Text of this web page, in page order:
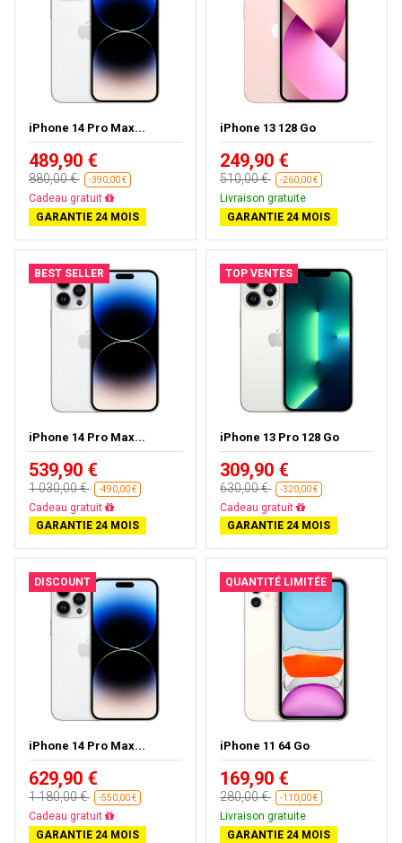
iPhone 14 Pro Max...
489,90 €
880,00 € -390,00 €
Livraison gratuite
GARANTIE 24 MOIS
iPhone 13 128 Go
249,90 €
510,00 € -260,00 €
Livraison gratuite
GARANTIE 24 MOIS
BEST SELLER
iPhone 14 Pro Max...
539,90 €
1 030,00 € -490,00 €
Livraison gratuite
GARANTIE 24 MOIS
TOP VENTES
iPhone 13 Pro 128 Go
309,90 €
630,00 € -320,00 €
Livraison gratuite
GARANTIE 24 MOIS
DISCOUNT
iPhone 14 Pro Max...
629,90 €
1 180,00 € -550,00 €
Livraison gratuite
GARANTIE 24 MOIS
QUANTITÉ LIMITÉE
iPhone 11 64 Go
169,90 €
280,00 € -110,00 €
Livraison gratuite
GARANTIE 24 MOIS